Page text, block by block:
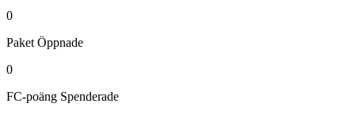
0
Paket Öppnade
0
FC-poäng Spenderade